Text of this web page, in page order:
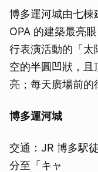
博多運河城由七棟
OPA 的建築最亮
行表演活動的「太
空的半圓凹狀，
亮；每天廣場前的
博多運河城
交通：JR 博多駅
分至「キャ